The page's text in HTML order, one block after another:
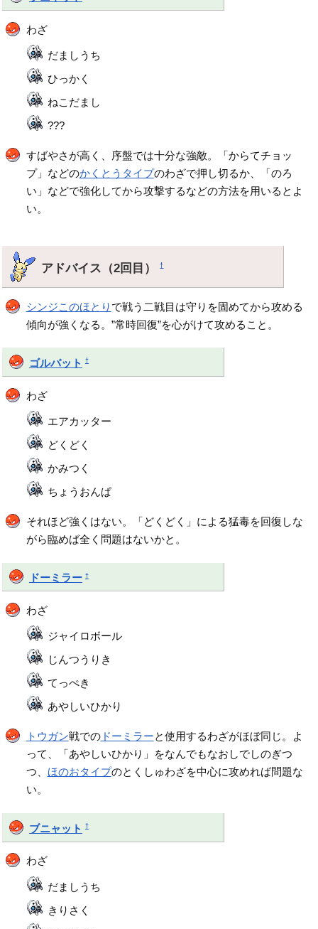
わざ
だましうち
ひっかく
ねこだまし
???
すばやさが高く、序盤では十分な強敵。「からてチョッ
プ」などのかくとうタイプのわざで押し切るか、「のろ
い」などで強化してから攻撃するなどの方法を用いるとよ
い。
アドバイス（2回目）†
シンジこのほとり で戦う二戦目は守りを固めてから攻める
傾向が強くなる。”常時回復”を心がけて攻めること。
ゴルバット †
わざ
エアカッター
どくどく
かみつく
ちょうおんぱ
それほど強くはない。「どくどく」による猛毒を回復しな
がら臨めば全く問題はないかと。
ドーミラー †
わざ
ジャイロボール
じんつうりき
てっぺき
あやしいひかり
トウガン戦でのドーミラーと使用するわざがほぼ同じ。よ
って、「あやしいひかり」をなんでもなおしでしのぎつ
つ、 ほのおタイプのとくしゅわざを中心に攻めれば問題な
い。
ブニャット †
わざ
だましうち
きりさく